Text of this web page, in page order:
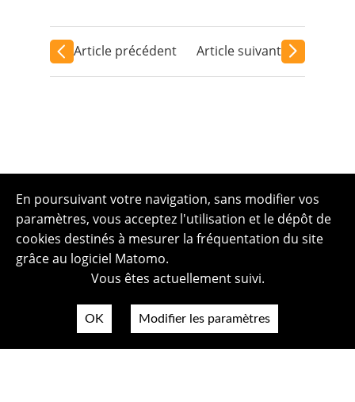
Article précédent Article suivant
En poursuivant votre navigation, sans modifier vos
paramètres, vous acceptez l'utilisation et le dépôt de
cookies destinés à mesurer la fréquentation du site
grâce au logiciel Matomo.
Vous êtes actuellement suivi.
OK Modifier les paramètres